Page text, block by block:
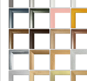
Aluminium